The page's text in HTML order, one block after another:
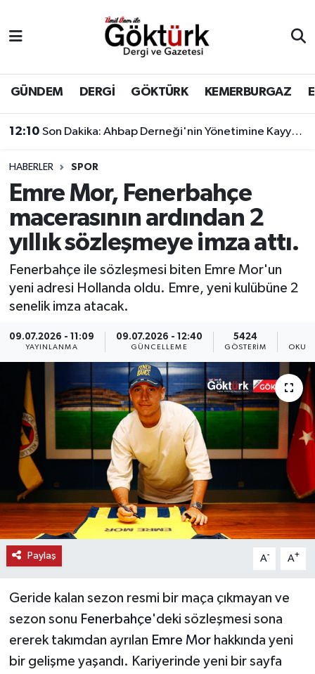
GÜNDEM DERGİ GÖKTÜRK KEMERBURGAZ
12:10 Son Dakika: Ahbap Derneği'nin Yönetimine Kayyum Atandı
HABERLER SPOR
Emre Mor, Fenerbahçe
macerasının ardından 2
yıllık sözleşmeye imza attı.
Fenerbahçe ile sözleşmesi biten Emre Mor'un
yeni adresi Hollanda oldu. Emre, yeni kulübüne 2
senelik imza atacak.
09.07.2026 - 11:09
YAYINLANMA
09.07.2026 - 12:40
GÜNCELLEME
5424
GÖSTERIM
Paylaş A- A+
Geride kalan sezon resmi bir maça çıkmayan ve
sezon sonu Fenerbahçe'deki sözleşmesi sona
ererek takımdan ayrılan Emre Morhakkında yeni
bir gelişme yaşandı. Kariyerinde yeni bir sayfa
BİLİM
DERGİ
DÜNYA
EĞİTİM
EKONOMİ
GÖKTÜRK
GÜNDEM
KEMERBURGAZ
KÜLTÜR - SANAT
MAGAZİN
ÖZEL HABER
SAĞLIK
SPOR
TEKNOLOJİ
TİCARET
YAŞAM
Eyüpsultan Hava Durumu
Eyüpsultan Trafik Yoğunluk Haritası
Süper Lig Puan Durumu ve Fikstür
Tüm Manşetler
Son Dakika Haberleri
Haber Arşivi